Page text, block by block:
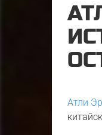
Атли